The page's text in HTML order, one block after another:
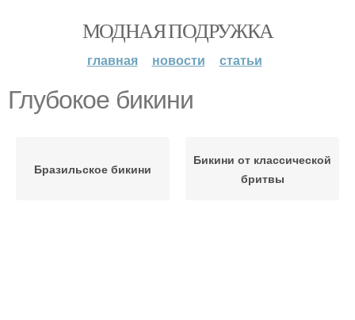
МОДНАЯ ПОДРУЖКА
главная новости статьи
Глубокое бикини
Бразильское бикини
Бикини от классической
бритвы